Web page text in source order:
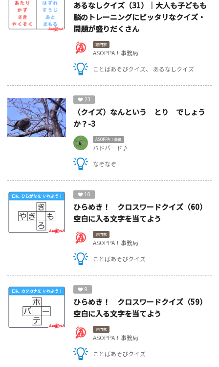
あるなしクイズ（31）｜大人も子どもも
脳のトレーニングにピッタリなクイズ・
問題が盛りだくさん
専門家
ASOPPA！事務局
ことばあそびクイズ
あるなしクイズ
23
（クイズ）なんという とり でしょう
か？-3
ASOPPA！会員
バドバード♪
なぞなぞ
10
ひらめき！ クロスワードクイズ（60）
空白に入る文字を当てよう
専門家
ASOPPA！事務局
ことばあそびクイズ
9
ひらめき！ クロスワードクイズ（59）
空白に入る文字を当てよう
専門家
ASOPPA！事務局
ことばあそびクイズ